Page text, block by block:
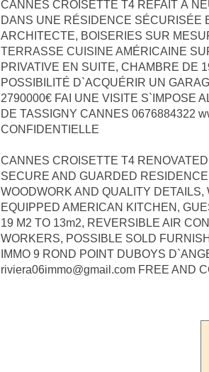
CANNES CROISETTE T4 REFAIT À
DANS UNE RÉSIDENCE SÉCURISÉE
ARCHITECTE, BOISERIES SUR
TERRASSE CUISINE AMÉRICAINE
PRIVATIVE EN SUITE, CHAMBRE DE
POSSIBILITÉ D`ACQUÉRIR UN
2790000€ FAI UNE VISITE S`IMPOSE
DE TASSIGNY CANNES 0676884322
CONFIDENTIELLE
CANNES CROISETTE T4
SECURE AND GUARDED
WOODWORK AND QUALITY
EQUIPPED AMERICAN KITCHEN,
19 M2 TO 13m2, REVERSIBLE AIR
WORKERS, POSSIBLE SOLD
IMMO 9 ROND POINT DUBOYS
riviera06immo@gmail.com FREE AND